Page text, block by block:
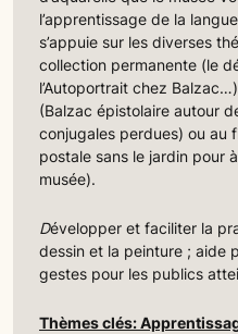
l’apprentissage de la
s’appuie sur les diverses
collection permanente (le
l’Autoportrait chez
(Balzac épistolaire autour
conjugales perdues) ou au
postale sans le jardin pour
musée).
Développer et faciliter la
dessin et la peinture ; aide
gestes pour les publics
Thèmes clés: